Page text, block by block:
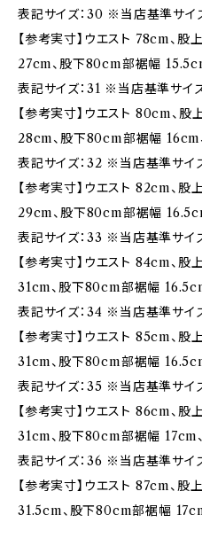
表記サイズ：30 ※当店基準サイ
【参考実寸】ウエスト 78cm、
27cm、股下80cm部裾幅
表記サイズ：31 ※当店基準サイ
【参考実寸】ウエスト 80cm、
28cm、股下80cm部裾幅 16cm
表記サイズ：32 ※当店基準サイ
【参考実寸】ウエスト 82cm、
29cm、股下80cm部裾幅
表記サイズ：33 ※当店基準サイ
【参考実寸】ウエスト 84cm、
31cm、股下80cm部裾幅
表記サイズ：34 ※当店基準サイ
【参考実寸】ウエスト 85cm、
31cm、股下80cm部裾幅
表記サイズ：35 ※当店基準サイ
【参考実寸】ウエスト 86cm、
31cm、股下80cm部裾幅 17cm
表記サイズ：36 ※当店基準サイ
【参考実寸】ウエスト 87cm、
31.5cm、股下80cm部裾幅